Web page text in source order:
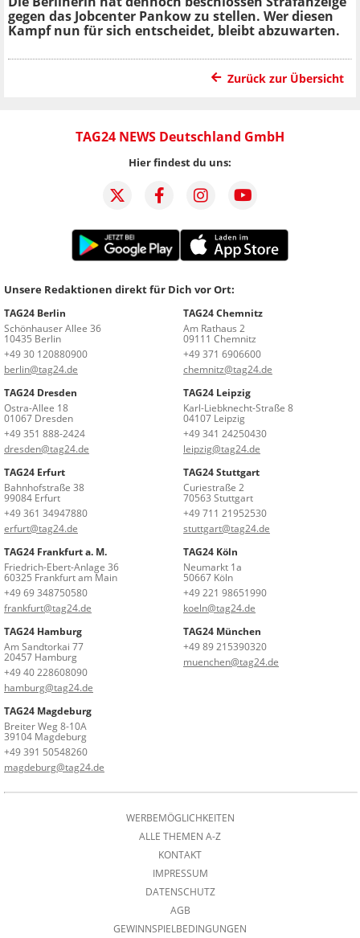
gegen das Jobcenter Pankow zu stellen. Wer diesen
Kampf nun für sich entscheidet, bleibt abzuwarten.
Zurück zur Übersicht
TAG24 NEWS Deutschland GmbH
Hier findest du uns:
Unsere Redaktionen direkt für Dich vor Ort:
TAG24 Berlin
Schönhauser Allee 36
10435 Berlin
+49 30 120880900
berlin@tag24.de
TAG24 Chemnitz
Am Rathaus 2
09111 Chemnitz
+49 371 6906600
chemnitz@tag24.de
TAG24 Dresden
Ostra-Allee 18
01067 Dresden
+49 351 888-2424
dresden@tag24.de
TAG24 Leipzig
Karl-Liebknecht-Straße 8
04107 Leipzig
+49 341 24250430
leipzig@tag24.de
TAG24 Erfurt
Bahnhofstraße 38
99084 Erfurt
+49 361 34947880
erfurt@tag24.de
TAG24 Stuttgart
Curiestraße 2
70563 Stuttgart
+49 711 21952530
stuttgart@tag24.de
TAG24 Frankfurt a. M.
Friedrich-Ebert-Anlage 36
60325 Frankfurt am Main
+49 69 348750580
frankfurt@tag24.de
TAG24 Köln
Neumarkt 1a
50667 Köln
+49 221 98651990
koeln@tag24.de
TAG24 Hamburg
Am Sandtorkai 77
20457 Hamburg
+49 40 228608090
hamburg@tag24.de
TAG24 München
+49 89 215390320
muenchen@tag24.de
TAG24 Magdeburg
Breiter Weg 8-10A
39104 Magdeburg
+49 391 50548260
magdeburg@tag24.de
WERBEMÖGLICHKEITEN
ALLE THEMEN A-Z
KONTAKT
IMPRESSUM
DATENSCHUTZ
AGB
GEWINNSPIELBEDINGUNGEN